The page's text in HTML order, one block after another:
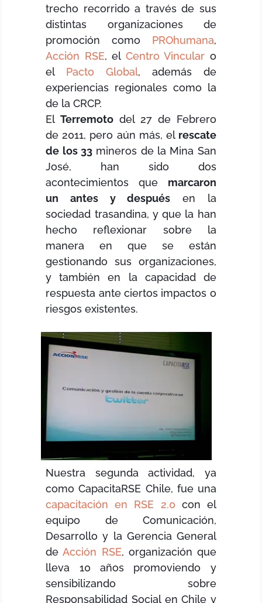
trecho recorrido a través de sus
distintas organizaciones de
promoción como PROhumana,
Acción RSE, el Centro Vincular o
el Pacto Global, además de
experiencias regionales como la
de la CRCP.
ElTerremoto del 27 de Febrero
de 2011, pero aún más, el rescate
de los 33 mineros de la Mina San
José, han sido dos
acontecimientos que marcaron
un antes y después en la
sociedad trasandina, y que la han
hecho reflexionar sobre la
manera en que se están
gestionando sus organizaciones,
y también en la capacidad de
respuesta ante ciertos impactos o
riesgos existentes.
Nuestra segunda actividad, ya
como CapacitaRSE Chile, fue una
capacitación en RSE 2.0 con el
equipo de Comunicación,
Desarrollo y la Gerencia General
deAcción RSE, organización que
lleva 10 años promoviendo y
sensibilizando sobre
Responsabilidad Social en Chile y